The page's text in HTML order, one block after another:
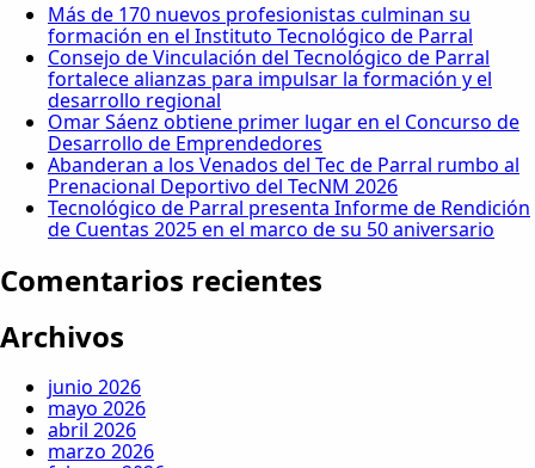
Más de 170 nuevos profesionistas culminan su
formación en el Instituto Tecnológico de Parral
Consejo de Vinculación del Tecnológico de Parral
fortalece alianzas para impulsar la formación y el
desarrollo regional
Omar Sáenz obtiene primer lugar en el Concurso de
Desarrollo de Emprendedores
Abanderan a los Venados del Tec de Parral rumbo al
Prenacional Deportivo del TecNM 2026
Tecnológico de Parral presenta Informe de Rendición
de Cuentas 2025 en el marco de su 50 aniversario
Comentarios recientes
Archivos
junio 2026
mayo 2026
abril 2026
marzo 2026